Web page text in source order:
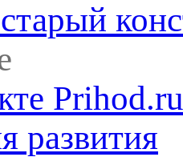
Prihod.ru
развития